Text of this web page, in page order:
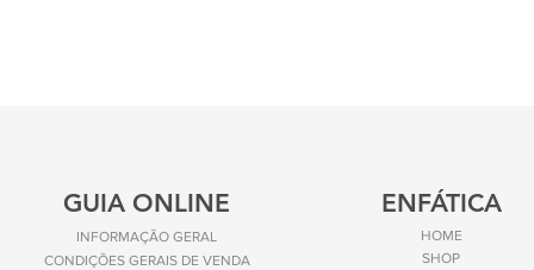
GUIA ONLINE
INFORMAÇÃO GERAL
CONDIÇÕES GERAIS DE VENDA
ENFÁTICA
HOME
SHOP